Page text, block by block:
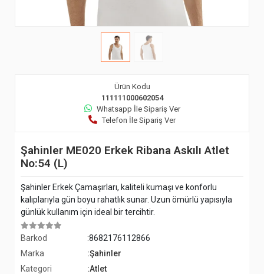
Ürün Kodu
111111000602054
Whatsapp İle Sipariş Ver
Telefon İle Sipariş Ver
Şahinler ME020 Erkek Ribana Askılı Atlet
No:54 (L)
Şahinler Erkek Çamaşırları, kaliteli kumaşı ve konforlu
kalıplarıyla gün boyu rahatlık sunar. Uzun ömürlü yapısıyla
günlük kullanım için ideal bir tercihtir.
Barkod
:8682176112866
Marka
:Şahinler
Kategori
:Atlet